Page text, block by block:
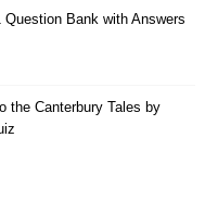
Bank with Answers
the Canterbury Tales by